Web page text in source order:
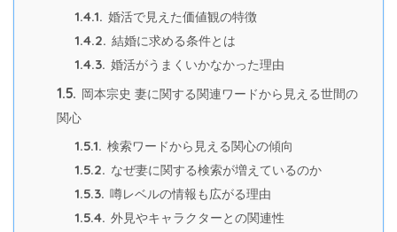
1.4.1. 婚活で見えた価値観の特徴
1.4.2. 結婚に求める条件とは
1.4.3. 婚活がうまくいかなかった理由
1.5. 岡本宗史 妻に関する関連ワードから見える世間の
関心
1.5.1. 検索ワードから見える関心の傾向
1.5.2. なぜ妻に関する検索が増えているのか
1.5.3. 噂レベルの情報も広がる理由
1.5.4. 外見やキャラクターとの関連性